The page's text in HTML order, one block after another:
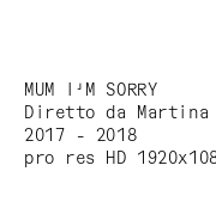
MUM I'M SORRY
Diretto da
2017 - 2018
pro res HD